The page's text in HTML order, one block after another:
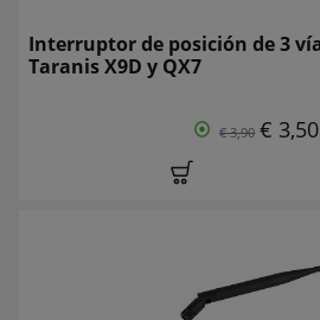
Interruptor de posición de 3
Taranis X9D y QX7
€ 3,90 €